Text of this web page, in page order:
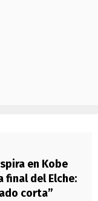
en Kobe
final del Elche:
corta”